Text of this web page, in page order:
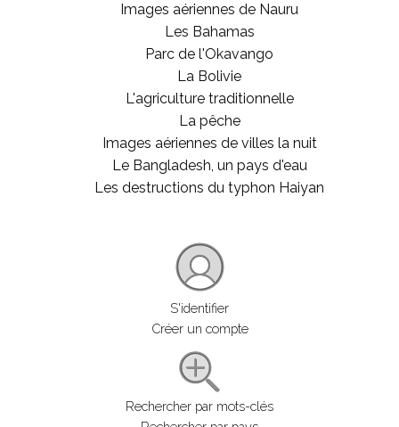
Images aériennes de Nauru
Les Bahamas
Parc de l'Okavango
La Bolivie
L'agriculture traditionnelle
La pêche
Images aériennes de villes la nuit
Le Bangladesh, un pays d'eau
Les destructions du typhon Haiyan
S'identifier
Créer un compte
Rechercher par mots-clés